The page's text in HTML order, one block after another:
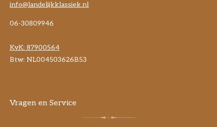
info@landelijkklassiek.nl
06-30809946
KvK: 87900564
Btw: NL004503626B53
Vragen en Service